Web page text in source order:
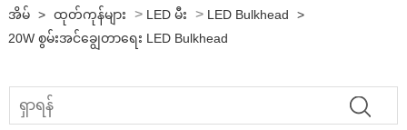
အိမ် > ထုတ်ကုန်များ > LED မီး > LED Bulkhead
>
20W စွမ်းအင်ချွေတာရေး LED Bulkhead